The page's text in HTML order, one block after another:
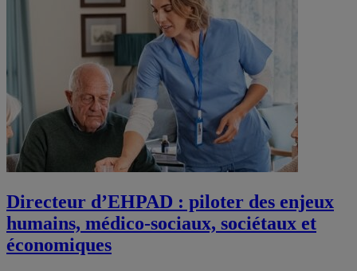
Directeur d’EHPAD : piloter des enjeux
humains, médico-sociaux, sociétaux et
économiques